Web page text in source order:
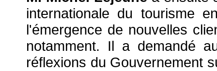
internationale du tourisme
l'émergence de nouvelles
notamment. Il a demandé
réflexions du Gouvernement